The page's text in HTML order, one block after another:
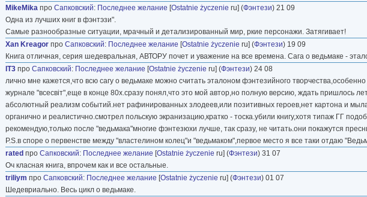
MikeMika про Сапковский: Последнее желание [Ostatnie życzenie ru] (Фэнтези) 21 09
Одна из лучших книг в фэнтэзи".
Самые разнообразные ситуации, мрачный и детализированный мир, ркие персонажи. Затягивает!
Xan Kreagor про Сапковский: Последнее желание [Ostatnie życzenie ru] (Фэнтези) 19 09
Книга отличная, серия шедевральная, АВТОРУ почет и уважение на все времена. Сага о ведьмаке -
IT3 про Сапковский: Последнее желание [Ostatnie życzenie ru] (Фэнтези) 24 08
лично мне кажется,что всю сагу о ведьмаке можно считать эталоном фэнтезийного
журнале "всесвiт",еще в конце 80х.сразу понял,что это мой автор,но полную версию, ждать пришлось
абсолютный реализм событий.нет рафинированных злодеев,или позитивных героев,нет картона и
органично и реалистично.смотрел польскую экранизацию,кратко - тоска.убили книгу,хотя типаж ГГ
рекомендую,только после "ведьмака"многие фэнтезюхи лучше, так сразу, не читать.они покажутся
Р.S.в споре о первенстве между "властелином колец"и "ведьмаком",первое место я все таки отдаю
rated про Сапковский: Последнее желание [Ostatnie życzenie ru] (Фэнтези) 31 07
Оч класная книга, впрочем как и все остальные.
triliym про Сапковский: Последнее желание [Ostatnie życzenie ru] (Фэнтези) 01 07
Шедевриально. Весь цикл о ведьмаке.